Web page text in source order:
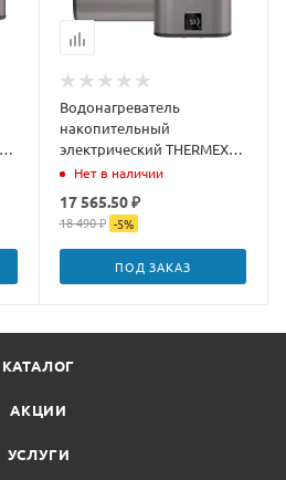
Водонагреватель
накопительный
электрический THERMEX
Fora 50 серебристый
Нет в наличии
17 565.50 ₽
18 490 ₽ -5%
ПОД ЗАКАЗ
КАТАЛОГ
АКЦИИ
УСЛУГИ